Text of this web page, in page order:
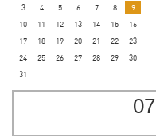
3
4 5 6 7 8
9
10
11 12 13 14 15
16
17
18 19 20 21 22
23
24
25 26 27 28 29
30
31
07